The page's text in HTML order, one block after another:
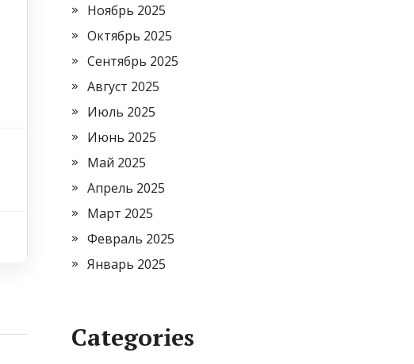
Ноябрь 2025
Октябрь 2025
Сентябрь 2025
Август 2025
Июль 2025
Июнь 2025
Май 2025
Апрель 2025
Март 2025
Февраль 2025
Январь 2025
Categories